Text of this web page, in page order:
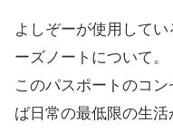
よしぞーが使用して
ーズノートについて。
このパスポートのコ
ば日常の最低限の生活